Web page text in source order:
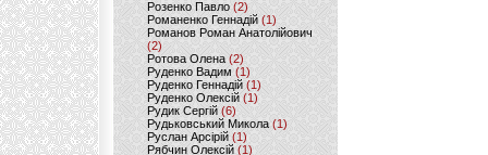
Розенко Павло (2)
Романенко Геннадій (1)
Романов Роман Анатолійович
(2)
Ротова Олена(2)
Руденко Вадим (1)
Руденко Геннадій (1)
Руденко Олексій(1)
Рудик Сергій(6)
Рудьковський Микола (1)
Руслан Арсірій(1)
Рябчин Олексій (1)